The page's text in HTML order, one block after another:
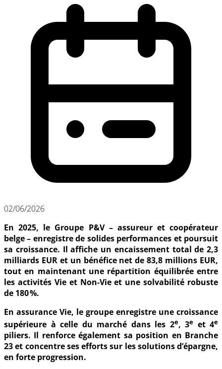
02/06/2026
En 2025, le Groupe P&V – assureur et coopérateur
belge – enregistre de solides performances et poursuit
sa croissance. Il affiche un encaissement total de 2,3
milliards EUR et un bénéfice net de 83,8 millions EUR,
tout en maintenant une répartition équilibrée entre
les activités Vie et Non-Vie et une solvabilité robuste
de 180 %.
En assurance Vie, le groupe enregistre une croissance
supérieure à celle du marché dans les 2e, 3e et 4e
piliers. Il renforce également sa position en Branche
23 et concentre ses efforts sur les solutions d’épargne,
en forte progression.